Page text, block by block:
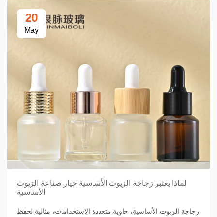
20
May
لماذا يعتبر زجاجة الزيوت الأساسية خيار صناعة الزيوت
الأساسية
زجاجة الزيوت الأساسية، حاوية متعددة الاستخدامات، مثالية لحفظ